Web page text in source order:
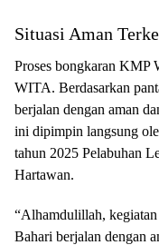
Situasi Aman
Proses bongkaran KMP
WITA. Berdasarkan
berjalan dengan aman
ini dipimpin langsung
tahun 2025 Pelabuhan
Hartawan.
“Alhamdulillah,
Bahari berjalan dengan